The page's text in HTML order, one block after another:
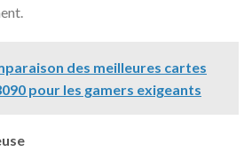
des meilleures cartes
pour les gamers exigeants